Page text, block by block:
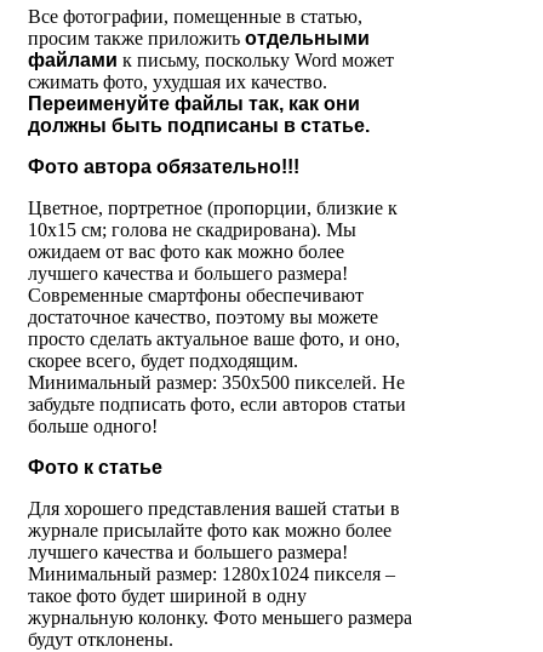
Все фотографии, помещенные в статью,
просим также приложить отдельными
файлами к письму, поскольку Word может
сжимать фото, ухудшая их качество.
Переименуйте файлы так, как они
должны быть подписаны в статье.
Фото автора обязательно!!!
Цветное, портретное (пропорции, близкие к
10х15 см; голова не скадрирована). Мы
ожидаем от вас фото как можно более
лучшего качества и большего размера!
Современные смартфоны обеспечивают
достаточное качество, поэтому вы можете
просто сделать актуальное ваше фото, и оно,
скорее всего, будет подходящим.
Минимальный размер: 350х500 пикселей. Не
забудьте подписать фото, если авторов статьи
больше одного!
Фото к статье
Для хорошего представления вашей статьи в
журнале присылайте фото как можно более
лучшего качества и большего размера!
Минимальный размер: 1280х1024 пикселя –
такое фото будет шириной в одну
журнальную колонку. Фото меньшего размера
будут отклонены.